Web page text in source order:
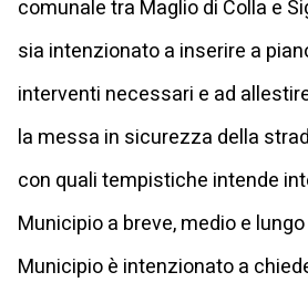
comunale tra Maglio di Colla e
sia intenzionato a inserire a
interventi necessari e ad
la messa in sicurezza della
con quali tempistiche intende
Municipio a breve, medio e
Municipio è intenzionato a